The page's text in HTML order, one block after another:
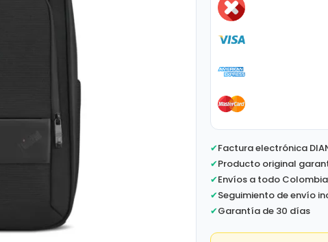
✔Factura electrónica
✔Producto original
✔Envíos a todo Colombia
✔Seguimiento de envío
✔Garantía de 30 días